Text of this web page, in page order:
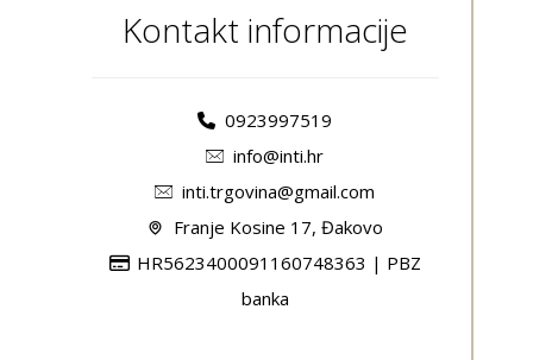
Kontakt informacije
0923997519
info@inti.hr
inti.trgovina@gmail.com
Franje Kosine 17, Đakovo
HR5623400091160748363 | PBZ
banka